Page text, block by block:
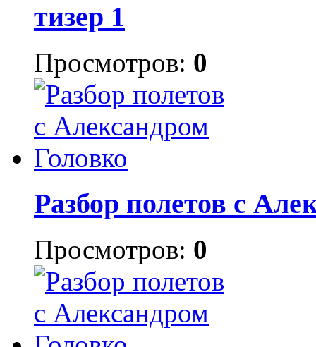
тизер 1
Просмотров: 0
Разбор полетов с
Просмотров: 0